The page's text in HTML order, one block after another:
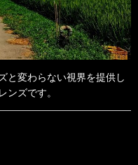
と変わらない視界を提供し
ンズです。